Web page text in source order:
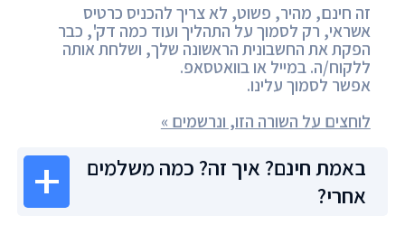
זה חינם, מהיר, פשוט, לא צריך להכניס כרטיס
אשראי, רק לסמוך על התהליך ועוד כמה דק', כבר
הפקת את החשבונית הראשונה שלך, ושלחת אותה
ללקוח/ה. במייל או בוואטסאפ.
אפשר לסמוך עלינו.
לוחצים על השורה הזו, ונרשמים »
באמת חינם? איך זה? כמה משלמים
אחרי?